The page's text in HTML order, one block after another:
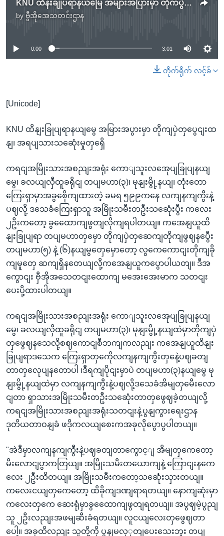
KNU ထိန်းချုပ်ရာနယ်မြေ အများအပြားမှာ တိုက်ပွဲတွေပြင်းထန်၊ အရပ်သားသေဆုံးမှုတွေရှိ
by ဗွီအိုအေသတင်းဌာန
No media source currently available
0:00 3:01
တိုက်ရိုက် လင့်ခ်
[Unicode]
KNU ထိနျးခြုပျရာနယျမွေ အမြားအပွားမှာ တိုကျပှဲတှပွေငျးထ
နျ၊ အရပျသားသဆေုံးမှုတှရှေိ
ကရငျအမြိုးသားအစညျးအရုံး ကောျသူးလအေုပျခြုပျနယျ
မွေ၊ ခလယျလှီထူခရိုငျ တပျမဟာ(၃)၊ မုနျးမွို့နယျ၊ တုံးတော
ကြေးရှာမှာအခွစေိုကျထားတဲ့ ခမရ ၅၉၉ကနေ လကျနကျကွီးနဲ့
ပဈလို့ ဒသေခံကြေးရှာသူ အမြိုးသမီးတဦးသဆေုံးပွီး ကလေး
၂ဦးကတော့ ခွထေောကျဖွတျလိုကျရပါတယျ။ ကအေနျယူထိ
နျးခြုပျရာ တပျမဟာတှမှော တိုကျပှဲတှဆေကျတိုကျဖွဈနပွေီး
တပျမဟာ(၅) နဲ့ (၆)နယျမွတှေမှောတော့ လွကေကောငျးတိုကျခို
ကျမူတှေ ဆကျရှိနတေယျလို့ကအေနျယူကပွောပါယတျ။ ဒီအ
ကွောငျး ဗှီအိုအသေတငျးထောကျ မအေးအေးမာက သတငျး
ပေးပို့ထားပါတယျ။
ကရငျအမြိုးသားအစညျးအရုံး ကောျသူးလအေုပျခြုပျနယျ
မွေ၊ ခလယျလှီထူခရိုငျ တပျမဟာ(၃)၊ မုနျးမွို့နယျထဲမှာတိုကျပှဲ
တှဖွေဈနသေလို့စဈကောငျစီဘကျကလညျး ကအေနျယူထိနျး
ခြုပျရာဒသေက ကြေးရှာတှကေိုလကျနကျကွီးတှနေဲ့ပဈခတျ
တာတှလေုပျနတောပါ ၊ဒီရကျပိုငျးမှာပဲ တပျမဟာ(၃)နယျမွေ မု
နျးမွို့နယျထဲမှာ လကျနကျကွီးနဲ့ပဈလို့ဒသေခံအိမျတှမေီးလော
ငျတာ ရှာသားအမြိုးသမီးတဦးသဆေုံးတာတှဖွေဈခဲ့တယျလို့
ကရငျအမြိုးသားအစညျးအရုံးသတငျးနဲ့ပွနျကွားရေးဌာန
ဒုတိယတာဝနျခံ ဖဒိုကလယျစေးကအခုလိုပွောပွပါတယျ။
"အဲဒီမှာလကျနကျကွီးနဲ့ပဈခတျတာကွောင့ျ အိမျတှကေတော့
မီးလောငျပွာကတြယျ။ အမြိုးသမီးတယောကျနဲ့ ကြောငျးနကေ
လေး ၂ဦးထိတယျ။ အမြိုးသမီးကတော့သဆေုံးသှားတယျ။
ကလေးငယျတှကေတော့ ထိခိုကျဒဏျရာရတယျ။ နောကျဆုံးမှာ
ကလေးတှကေ ဆေးရုံမှာခွထေောကျဖွတျရတယျ။ အပွဈမဲ့ပွညျ
သူ ၂ဦးလညျးအဖမျဆီးခံရတယျ။ လူငယျလေးတှဖွေဈတာ
ပေါ့။ အခုထိလညျး သူတို့ကို ပွနျမလှှတျပေးသေးဘူး တပျ